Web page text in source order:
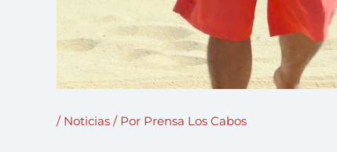
/ Noticias / Por Prensa Los Cabos